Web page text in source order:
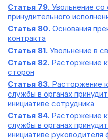
Статья 79. Увольнение
принудительного
Статья 80. Основания
контракта
Статья 81. Увольнение в
Статья 82. Расторжение
сторон
Статья 83. Расторжение
службы в органах
инициативе сотрудника
Статья 84. Расторжение
службы в органах
инициативе руководителя